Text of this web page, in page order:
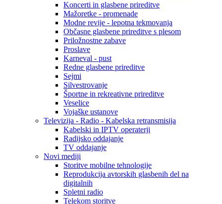
Koncerti in glasbene prireditve
Mažoretke - promenade
Modne revije - lepotna tekmovanja
Občasne glasbene prireditve s plesom
Priložnostne zabave
Proslave
Karneval - pust
Redne glasbene prireditve
Sejmi
Silvestrovanje
Športne in rekreativne prireditve
Veselice
Vojaške ustanove
Televizija - Radio - Kabelska retransmisija
Kabelski in IPTV operaterji
Radijsko oddajanje
TV oddajanje
Novi mediji
Storitve mobilne tehnologije
Reprodukcija avtorskih glasbenih del na
digitalnih
Spletni radio
Telekom storitve